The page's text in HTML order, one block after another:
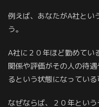
例えば、あなたがA社とい
う。
A社に２０年ほど勤めてい
関係や評価がその人の待
るという状態になっている
なぜならば、２０年とい